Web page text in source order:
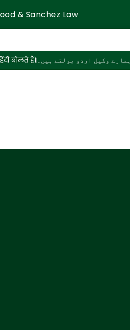
& Sanchez Law
बोलते हैं।ہمارے وکیل اردو بولتے ہیں۔